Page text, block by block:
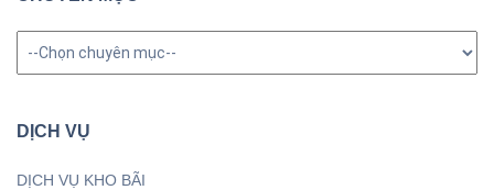
Chuyên
mục
DỊCH VỤ
DỊCH VỤ KHO BÃI